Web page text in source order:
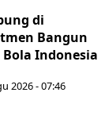
di
Bangun
Indonesia
2026 - 07:46